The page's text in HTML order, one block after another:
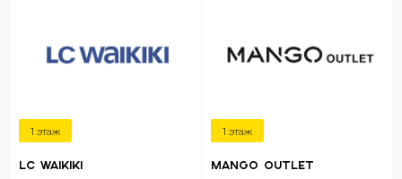
1 этаж
LC WAIKIKI
1 этаж
MANGO OUTLET